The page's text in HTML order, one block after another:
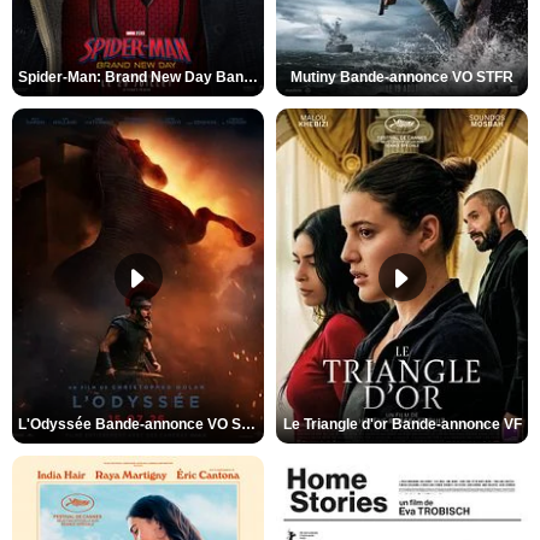
Spider-Man: Brand New Day Bande-annonce VO STFR Mutiny Bande-annonce VO STFR
L'Odyssée Bande-annonce VO STFR Le Triangle d'or Bande-annonce VF